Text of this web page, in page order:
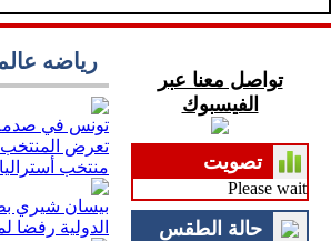
تواصل معنا عبر
الفيسبوك
تصويت
Please wait
حالة الطقس
رياضه
تونس في
تعرض المنتخب
منتخب
بيسان شيري
الدولية رفضا